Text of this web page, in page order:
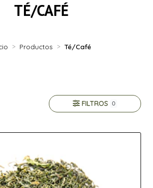
TÉ/CAFÉ
Productos Té/Café
FILTROS 0